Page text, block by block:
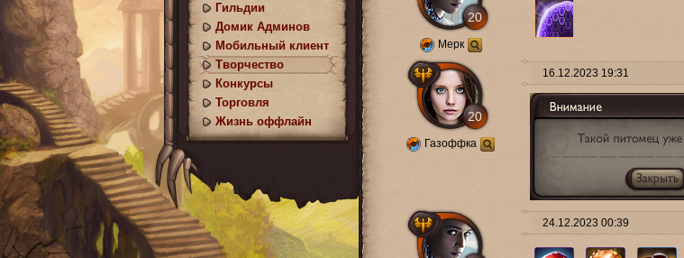
20
Мерк
20
Газоффка
16.12.2023 19:31
24.12.2023 00:39
Гильдии
Домик Админов
Мобильный клиент
Творчество
Конкурсы
Торговля
Жизнь оффлайн